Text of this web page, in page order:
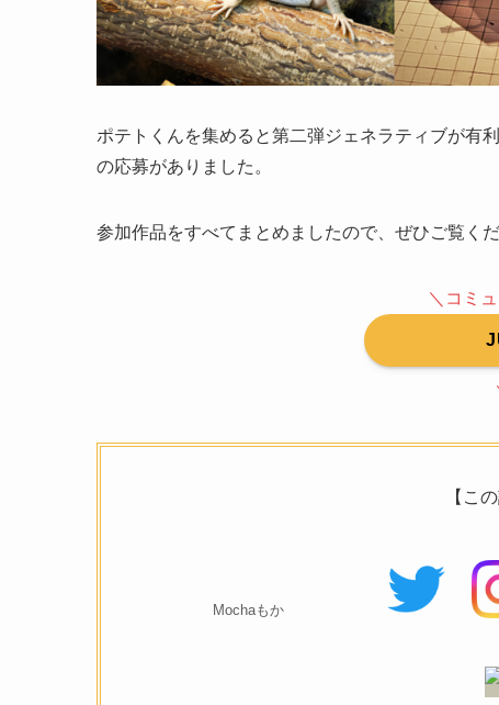
ポテトくんを集めると第二弾ジェネラティブが有
の応募がありました。
参加作品をすべてまとめましたので、ぜひご覧くだ
＼コミ
【こ
Mochaもか